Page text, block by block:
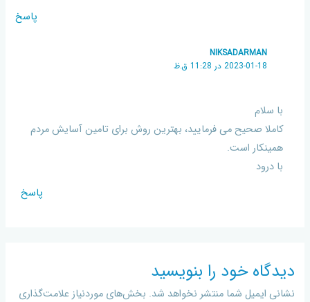
پاسخ
NIKSADARMAN
2023-01-18 در 11:28 ق.ظ
با سلام
کاملا صحیح می فرمایید، بهترین روش برای تامین آسایش مردم
همینکار است.
با درود
پاسخ
دیدگاه‌ خود را بنویسید
نشانی ایمیل شما منتشر نخواهد شد. بخش‌های موردنیاز علامت‌گذاری